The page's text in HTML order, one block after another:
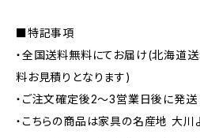
■特記事項
・全国送料無料にてお届け(北海道
料お見積りとなります)
・ご注文確定後2〜3営業日後に発送
・こちらの商品は家具の名産地 大川